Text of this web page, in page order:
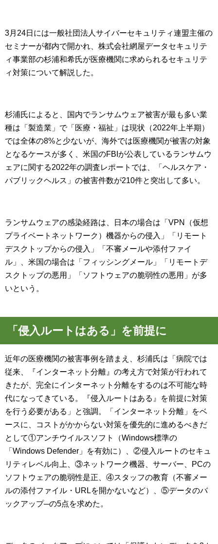
3月24日には一般社団法人サイバーセキュリティ連盟主催の
セミナーが都内で開かれ、株式会社網屋データセキュリテ
ィ事業部の杉浦和希氏が医療機関に求められるセキュリテ
ィ対策について解説した。
杉浦氏によると、国内でランサムウェア被害が最も多い業
種は「製造業」で「医療・福祉」は現状（2022年上半期）
では全体の8%と少ないが、海外では医療機関が被害の対象
となるケースが多く、米国のFBIが公表しているランサムウ
ェアに関する2022年の調査レポートでは、「ヘルスケア・
パブリックヘルス」の被害件数が210件と突出して多い。
ランサムウェアの感染経路は、日本の場合は「VPN（仮想
プライベートネットワーク）機器からの侵入」「リモート
デスクトップからの侵入」「不審メールや添付ファイ
ル」、米国の場合は「フィッシングメール」「リモートデ
スクトップの悪用」「ソフトウェアの脆弱性の悪用」が多
いという。
「侵入ルートはある」を前提に
近年の医療機関の被害事例を踏まえ、杉浦氏は「病院では
従来、『インターネット分離』の考え方で対策が行われて
きたが、完全にインターネット分離をするのは不可能な時
代になってきている。『侵入ルートはある』を前提に対策
を行う必要がある」と強調。「インターネット分離」をベ
ースに、コストがかからない対策を優先的に進めるべきだ
として①アンチウイルスソフト（Windows標準の
「Windows Defender」を有効に）、②侵入ルートのセキュ
リティレベル向上、③ネットワーク機器、サーバー、PCの
ソフトウェアの脆弱性是正、④スタッフの教育（不審メー
ルの添付ファイル・URLを開かないなど）、⑤データのバ
ックアップ─の5点を求めた。